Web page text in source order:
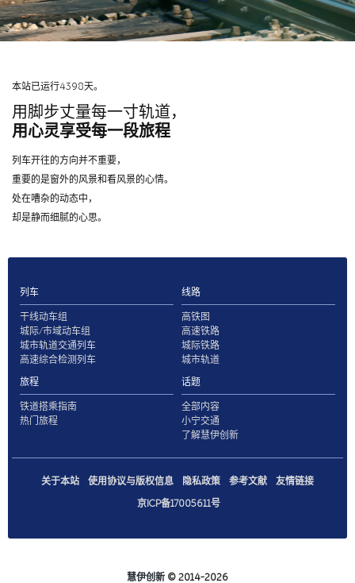
本站已运行4398天。
用脚步丈量每一寸轨道，
用心灵享受每一段旅程
列车开往的方向并不重要，
重要的是窗外的风景和看风景的心情。
处在嘈杂的动态中，
却是静而细腻的心思。
列车
干线动车组
城际/市域动车组
城市轨道交通列车
高速综合检测列车
线路
高铁图
高速铁路
城际铁路
城市轨道
旅程
铁道搭乘指南
热门旅程
话题
全部内容
小宁交通
了解慧伊创新
关于本站 使用协议与版权信息 隐私政策 参考文献
友情链接
京ICP备17005611号
慧伊创新 © 2014-2026